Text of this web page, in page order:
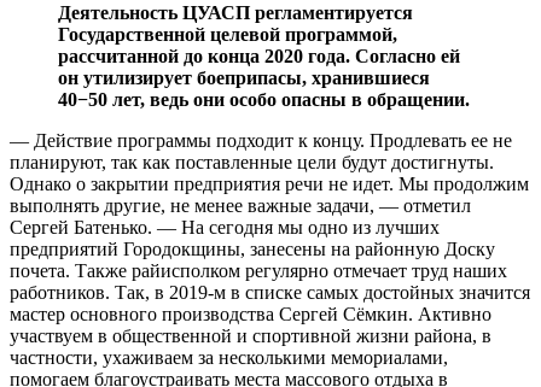
Деятельность ЦУАСП регламентируется
Государственной целевой программой,
рассчитанной до конца 2020 года. Согласно ей
он утилизирует боеприпасы, хранившиеся
40−50 лет, ведь они особо опасны в обращении.
— Действие программы подходит к концу. Продлевать ее не
планируют, так как поставленные цели будут достигнуты.
Однако о закрытии предприятия речи не идет. Мы продолжим
выполнять другие, не менее важные задачи, — отметил
Сергей Батенько. — На сегодня мы одно из лучших
предприятий Городокщины, занесены на районную Доску
почета. Также райисполком регулярно отмечает труд наших
работников. Так, в 2019-м в списке самых достойных значится
мастер основного производства Сергей Сёмкин. Активно
участвуем в общественной и спортивной жизни района, в
частности, ухаживаем за несколькими мемориалами,
помогаем благоустраивать места массового отдыха в